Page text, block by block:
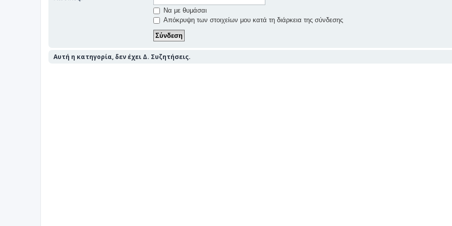
Να με θυμάσαι
Απόκρυψη των στοιχείων μου κατά τη διάρκεια της σύνδεσης
Αυτή η κατηγορία, δεν έχει Δ. Συζητήσεις.